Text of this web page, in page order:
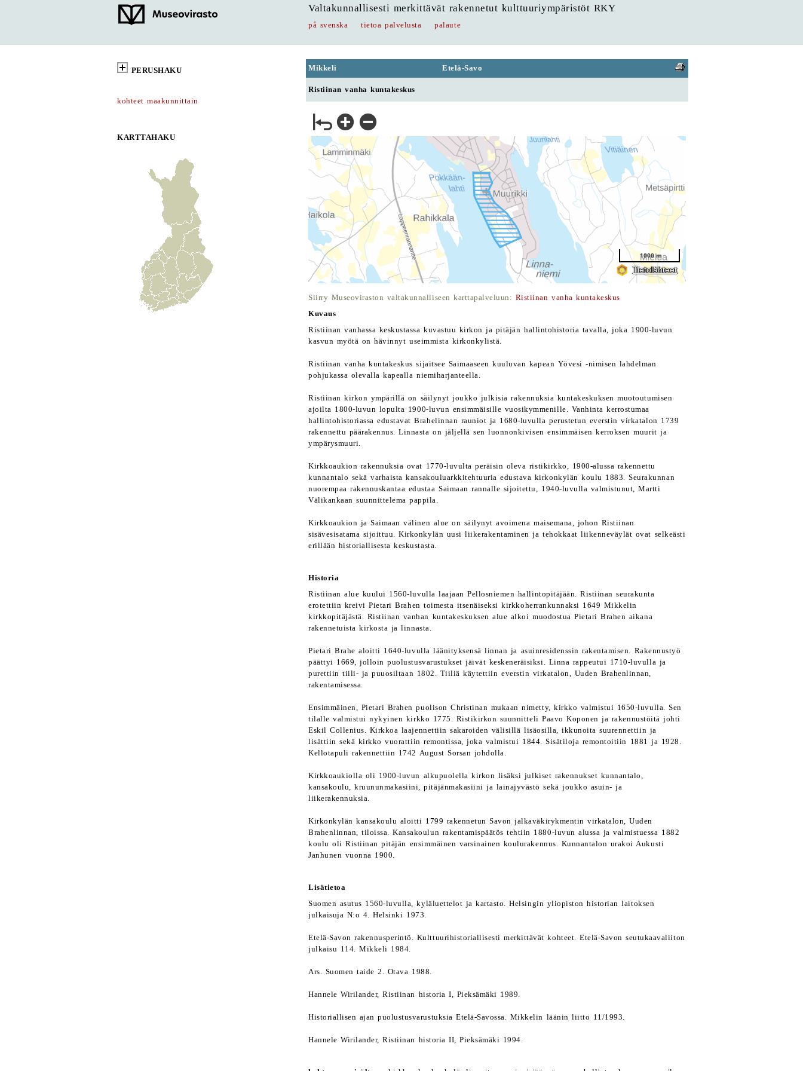
Valtakunnallisesti merkittävät rakennetut kulttuuriympäristöt RKY
på svenska tietoa palvelusta palaute
PERUSHAKU
kohteet maakunnittain
KARTTAHAKU
Mikkeli Etelä-Savo
Ristiinan vanha kuntakeskus
Siirry Museoviraston valtakunnalliseen karttapalveluun: Ristiinan vanha kuntakeskus
Kuvaus
Ristiinan vanhassa keskustassa kuvastuu kirkon ja pitäjän hallintohistoria tavalla, joka 1900-luvun
kasvun myötä on hävinnyt useimmista kirkonkylistä.
Ristiinan vanha kuntakeskus sijaitsee Saimaaseen kuuluvan kapean Yövesi -nimisen lahdelman
pohjukassa olevalla kapealla niemiharjanteella.
Ristiinan kirkon ympärillä on säilynyt joukko julkisia rakennuksia kuntakeskuksen muotoutumisen
ajoilta 1800-luvun lopulta 1900-luvun ensimmäisille vuosikymmenille. Vanhinta kerrostumaa
hallintohistoriassa edustavat Brahelinnan rauniot ja 1680-luvulla perustetun everstin virkatalon 1739
rakennettu päärakennus. Linnasta on jäljellä sen luonnonkivisen ensimmäisen kerroksen muurit ja
ympärysmuuri.
Kirkkoaukion rakennuksia ovat 1770-luvulta peräisin oleva ristikirkko, 1900-alussa rakennettu
kunnantalo sekä varhaista kansakouluarkkitehtuuria edustava kirkonkylän koulu 1883. Seurakunnan
nuorempaa rakennuskantaa edustaa Saimaan rannalle sijoitettu, 1940-luvulla valmistunut, Martti
Välikankaan suunnittelema pappila.
Kirkkoaukion ja Saimaan välinen alue on säilynyt avoimena maisemana, johon Ristiinan
sisävesisatama sijoittuu. Kirkonkylän uusi liikerakentaminen ja tehokkaat liikenneväylät ovat selkeästi
erillään historiallisesta keskustasta.
Historia
Ristiinan alue kuului 1560-luvulla laajaan Pellosniemen hallintopitäjään. Ristiinan seurakunta
erotettiin kreivi Pietari Brahen toimesta itsenäiseksi kirkkoherrankunnaksi 1649 Mikkelin
kirkkopitäjästä. Ristiinan vanhan kuntakeskuksen alue alkoi muodostua Pietari Brahen aikana
rakennetuista kirkosta ja linnasta.
Pietari Brahe aloitti 1640-luvulla läänityksensä linnan ja asuinresidenssin rakentamisen. Rakennustyö
päättyi 1669, jolloin puolustusvarustukset jäivät keskeneräisiksi. Linna rappeutui 1710-luvulla ja
purettiin tiili- ja puuosiltaan 1802. Tiiliä käytettiin everstin virkatalon, Uuden Brahenlinnan,
rakentamisessa.
Ensimmäinen, Pietari Brahen puolison Christinan mukaan nimetty, kirkko valmistui 1650-luvulla. Sen
tilalle valmistui nykyinen kirkko 1775. Ristikirkon suunnitteli Paavo Koponen ja rakennustöitä johti
Eskil Collenius. Kirkkoa laajennettiin sakaroiden välisillä lisäosilla, ikkunoita suurennettiin ja
lisättiin sekä kirkko vuorattiin remontissa, joka valmistui 1844. Sisätiloja remontoitiin 1881 ja 1928.
Kellotapuli rakennettiin 1742 August Sorsan johdolla.
Kirkkoaukiolla oli 1900-luvun alkupuolella kirkon lisäksi julkiset rakennukset kunnantalo,
kansakoulu, kruununmakasiini, pitäjänmakasiini ja lainajyvästö sekä joukko asuin- ja
liikerakennuksia.
Kirkonkylän kansakoulu aloitti 1799 rakennetun Savon jalkaväkirykmentin virkatalon, Uuden
Brahenlinnan, tiloissa. Kansakoulun rakentamispäätös tehtiin 1880-luvun alussa ja valmistuessa 1882
koulu oli Ristiinan pitäjän ensimmäinen varsinainen koulurakennus. Kunnantalon urakoi Aukusti
Janhunen vuonna 1900.
Lisätietoa
Suomen asutus 1560-luvulla, kyläluettelot ja kartasto. Helsingin yliopiston historian laitoksen
julkaisuja N:o 4. Helsinki 1973.
Etelä-Savon rakennusperintö. Kulttuurihistoriallisesti merkittävät kohteet. Etelä-Savon seutukaavaliiton
julkaisu 114. Mikkeli 1984.
Ars. Suomen taide 2. Otava 1988.
Hannele Wirilander, Ristiinan historia I, Pieksämäki 1989.
Historiallisen ajan puolustusvarustuksia Etelä-Savossa. Mikkelin läänin liitto 11/1993.
Hannele Wirilander, Ristiinan historia II, Pieksämäki 1994.